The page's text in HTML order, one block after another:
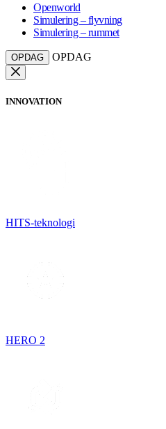
Openworld
Simulering – flyvning
Simulering – rummet
OPDAG OPDAG
INNOVATION
HITS-teknologi
HERO 2